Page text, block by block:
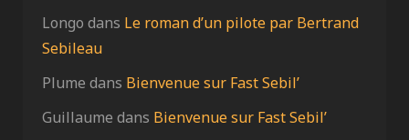
Longo dans Le roman d’un pilote par Bertrand
Sebileau
Plume dans Bienvenue sur Fast Sebil’
Guillaume dans Bienvenue sur Fast Sebil’